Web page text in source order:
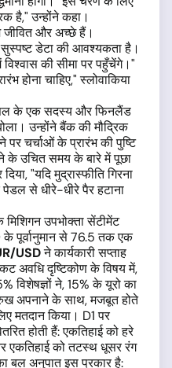
है," उन्होंने कहा।
जीवित और अच्छे हैं।
डेटा की आवश्यकता है।
की सीमा पर पहुँचेंगे।"
होना चाहिए," स्लोवाकिया
के एक सदस्य और फिनलैंड
उन्होंने बैंक की मौद्रिक
पर चर्चाओं के प्रारंभ की पुष्टि
के उचित समय के बारे में पूछा
"यदि मुद्रास्फीति गिरना
पेडल से धीरे-धीरे पैर हटाना
मिशिगन उपभोक्ता सेंटीमेंट
पूर्वानुमान से 76.5 तक एक
/USDने कार्यकारी सप्ताह
अवधि दृष्टिकोण के विषय में,
विशेषज्ञों ने, 15% के यूरो का
अपनाने के साथ, मजबूत होते
मतदान किया। D1 पर
होती हैं: एकतिहाई को हरे
एकतिहाई को तटस्थ धूसर रंग
बल अनुपात इस प्रकार है: